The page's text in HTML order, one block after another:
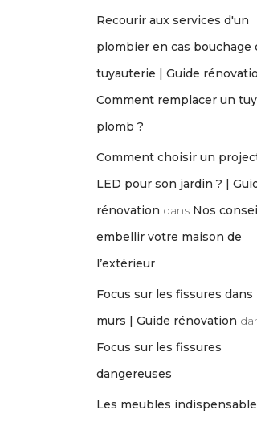
Recourir aux services d'un
plombier en cas bouchage
tuyauterie | Guide
Comment remplacer un
plomb ?
Comment choisir un
LED pour son jardin ? |
rénovation dans Nos
embellir votre maison de
l’extérieur
Focus sur les fissures dans
murs | Guide rénovation
Focus sur les fissures
dangereuses
Les meubles